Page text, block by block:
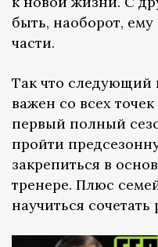
быть, наоборот,
части.
Так что следующий
важен со всех
первый полный
пройти
закрепиться в
тренере. Плюс
научиться